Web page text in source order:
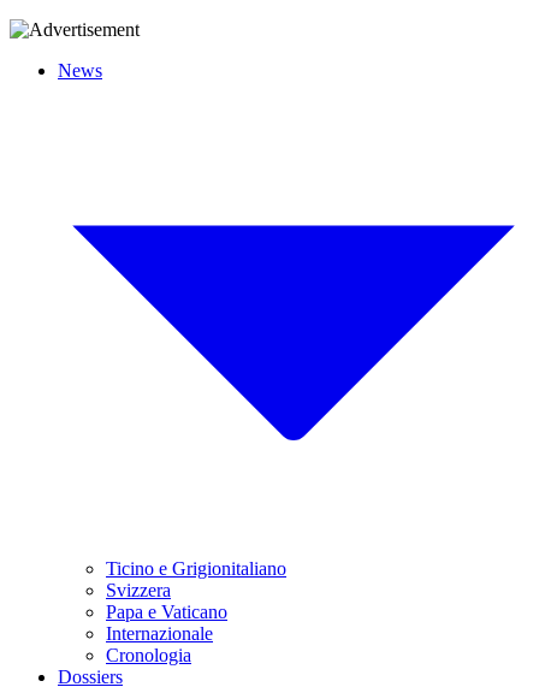
News
Ticino e Grigionitaliano
Svizzera
Papa e Vaticano
Internazionale
Cronologia
Dossiers